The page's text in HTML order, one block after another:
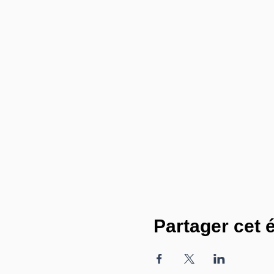
Partager cet